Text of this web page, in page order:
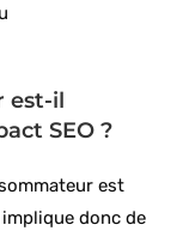
est-il
SEO ?
est
donc de